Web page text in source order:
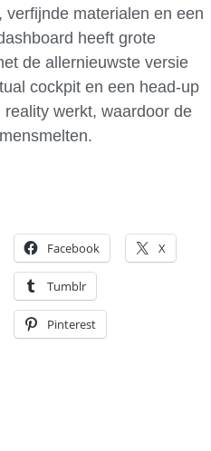
verfijnde materialen en een
heeft grote
de allernieuwste versie
cockpit en een head-up
werkt, waardoor de
Facebook X
Tumblr
Pinterest